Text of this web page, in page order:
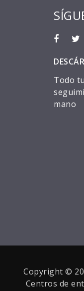
Todo
mano
Copyright ©
Centros de